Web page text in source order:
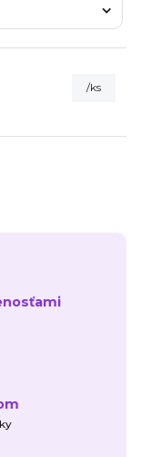
/ks